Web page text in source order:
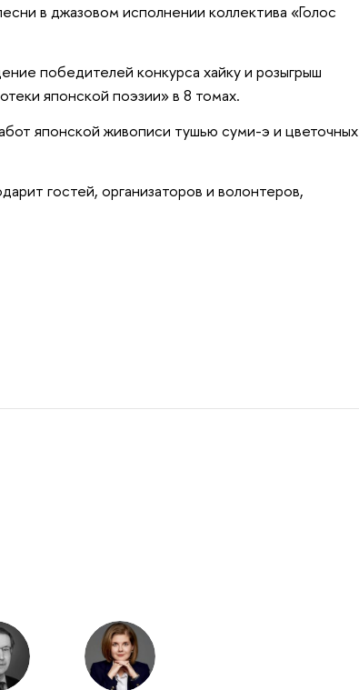
в джазовом исполнении коллектива «Голос
победителей конкурса хайку и розыгрыш
японской поэзии» в 8 томах.
японской живописи тушью суми-э и цветочных
гостей, организаторов и волонтеров,